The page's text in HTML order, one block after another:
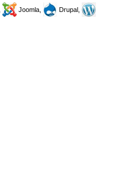
Joomla,
Drupal,